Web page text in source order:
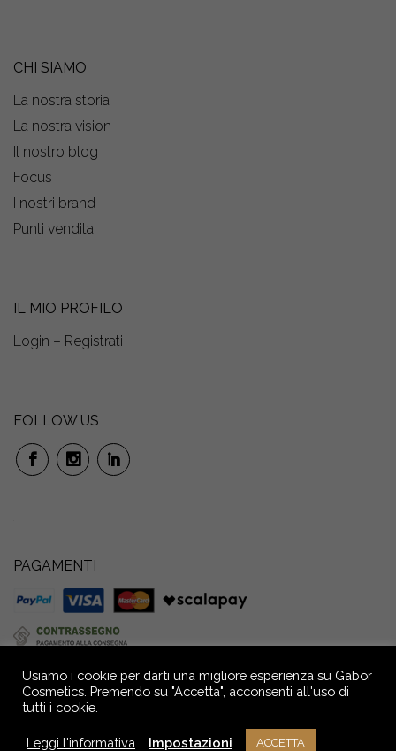
CHI SIAMO
La nostra storia
La nostra vision
Il nostro blog
Focus
I nostri brand
Punti vendita
IL MIO PROFILO
Login – Registrati
FOLLOW US
PAGAMENTI
Capitale Sociale € 72.000,00 i.v. Reg. Imprese GE - C.F. e P.IVA n.
Usiamo i cookie per darti una migliore esperienza su Gabor
Cosmetics. Premendo su "Accetta", acconsenti all'uso di
tutti i cookie.
Leggi l'informativa Impostazioni ACCETTA